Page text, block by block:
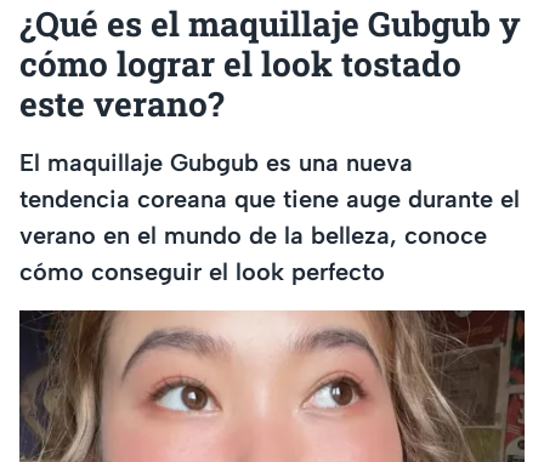
¿Qué es el maquillaje Gubgub y
cómo lograr el look tostado
este verano?
El maquillaje Gubgub es una nueva
tendencia coreana que tiene auge durante el
verano en el mundo de la belleza, conoce
cómo conseguir el look perfecto